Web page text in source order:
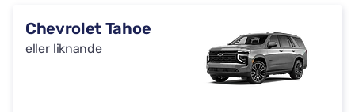
Chevrolet Tahoe
eller liknande